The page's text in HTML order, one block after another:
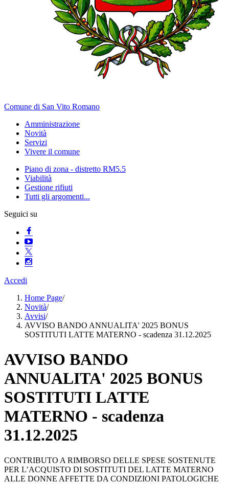
Comune di San Vito Romano
Amministrazione
Novità
Servizi
Vivere il comune
Piano di zona - distretto RM5.5
Viabilità
Gestione rifiuti
Tutti gli argomenti...
Seguici su
Accedi
Home Page/
Novità/
Avvisi/
AVVISO BANDO ANNUALITA' 2025 BONUS
SOSTITUTI LATTE MATERNO - scadenza 31.12.2025
AVVISO BANDO
ANNUALITA' 2025 BONUS
SOSTITUTI LATTE
MATERNO - scadenza
31.12.2025
CONTRIBUTO A RIMBORSO DELLE SPESE SOSTENUTE
PER L’ACQUISTO DI SOSTITUTI DEL LATTE MATERNO
ALLE DONNE AFFETTE DA CONDIZIONI PATOLOGICHE